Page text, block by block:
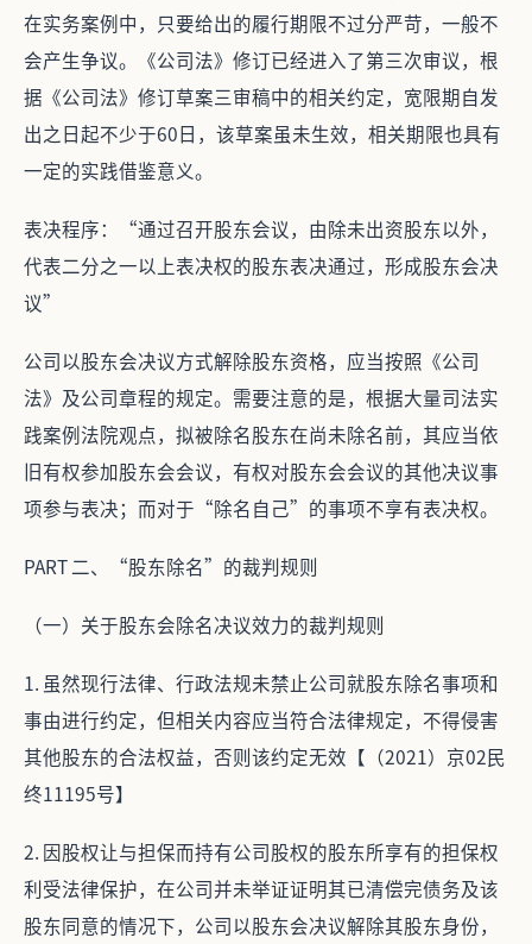
在实务案例中，只要给出的履行期限不过分严苛，一般不
会产生争议。《公司法》修订已经进入了第三次审议，根
据《公司法》修订草案三审稿中的相关约定，宽限期自发
出之日起不少于60日，该草案虽未生效，相关期限也具有
一定的实践借鉴意义。
表决程序：“通过召开股东会议，由除未出资股东以外，
代表二分之一以上表决权的股东表决通过，形成股东会决
议”
公司以股东会决议方式解除股东资格，应当按照《公司
法》及公司章程的规定。需要注意的是，根据大量司法实
践案例法院观点，拟被除名股东在尚未除名前，其应当依
旧有权参加股东会会议，有权对股东会会议的其他决议事
项参与表决；而对于“除名自己”的事项不享有表决权。
PART 二、“股东除名”的裁判规则
（一）关于股东会除名决议效力的裁判规则
1. 虽然现行法律、行政法规未禁止公司就股东除名事项和
事由进行约定，但相关内容应当符合法律规定，不得侵害
其他股东的合法权益，否则该约定无效【（2021）京02民
终11195号】
2. 因股权让与担保而持有公司股权的股东所享有的担保权
利受法律保护，在公司并未举证证明其已清偿完债务及该
股东同意的情况下，公司以股东会决议解除其股东身份，